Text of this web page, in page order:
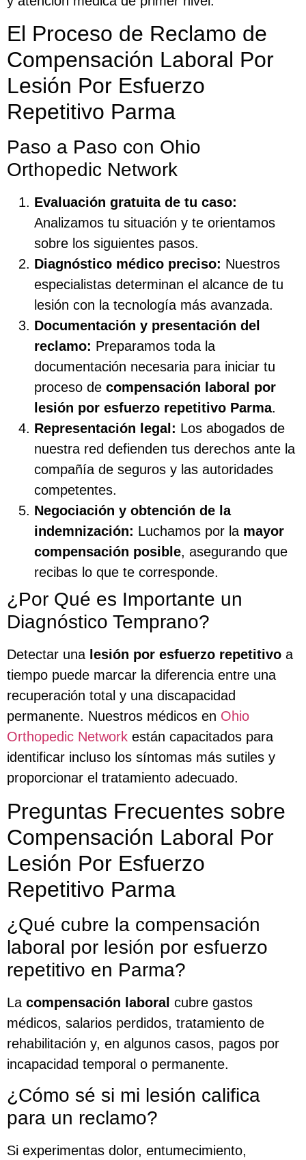
El Proceso de Reclamo de
Compensación Laboral Por
Lesión Por Esfuerzo
Repetitivo Parma
Paso a Paso con Ohio
Orthopedic Network
Evaluación gratuita de tu caso:
Analizamos tu situación y te orientamos
sobre los siguientes pasos.
Diagnóstico médico preciso: Nuestros
especialistas determinan el alcance de tu
lesión con la tecnología más avanzada.
Documentación y presentación del
reclamo: Preparamos toda la
documentación necesaria para iniciar tu
proceso de compensación laboral por
lesión por esfuerzo repetitivo Parma.
Representación legal: Los abogados de
nuestra red defienden tus derechos ante la
compañía de seguros y las autoridades
competentes.
Negociación y obtención de la
indemnización: Luchamos por la mayor
compensación posible, asegurando que
recibas lo que te corresponde.
¿Por Qué es Importante un
Diagnóstico Temprano?
Detectar una lesión por esfuerzo repetitivo a
tiempo puede marcar la diferencia entre una
recuperación total y una discapacidad
permanente. Nuestros médicos en Ohio
Orthopedic Network están capacitados para
identificar incluso los síntomas más sutiles y
proporcionar el tratamiento adecuado.
Preguntas Frecuentes sobre
Compensación Laboral Por
Lesión Por Esfuerzo
Repetitivo Parma
¿Qué cubre la compensación
laboral por lesión por esfuerzo
repetitivo en Parma?
La compensación laboral cubre gastos
médicos, salarios perdidos, tratamiento de
rehabilitación y, en algunos casos, pagos por
incapacidad temporal o permanente.
¿Cómo sé si mi lesión califica
para un reclamo?
Si experimentas dolor, entumecimiento,